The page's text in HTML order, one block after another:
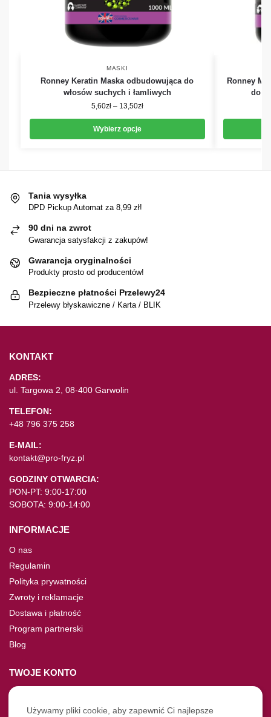
MASKI
Ronney Keratin Maska odbudowująca do
włosów suchych i łamliwych
5,60zł – 13,50zł
Wybierz opcje
Ronney
do
Tania wysyłka
DPD Pickup Automat za 8,99 zł!
90 dni na zwrot
Gwarancja satysfakcji z zakupów!
Gwarancja oryginalności
Produkty prosto od producentów!
Bezpieczne płatności Przelewy24
Przelewy błyskawiczne / Karta / BLIK
KONTAKT
ADRES:
ul. Targowa 2, 08-400 Garwolin
TELEFON:
+48 796 375 258
E-MAIL:
kontakt@pro-fryz.pl
GODZINY OTWARCIA:
PON-PT: 9:00-17:00
SOBOTA: 9:00-14:00
INFORMACJE
O nas
Regulamin
Polityka prywatności
Zwroty i reklamacje
Dostawa i płatność
Program partnerski
Blog
TWOJE KONTO
Moje konto
Nie pamiętasz hasła?
Używamy pliki cookie, aby zapewnić Ci najlepsze